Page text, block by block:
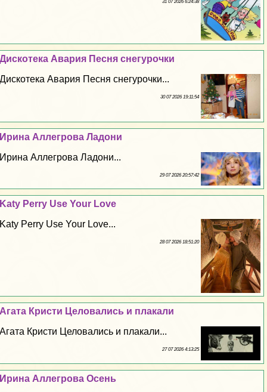
31 07 2026 6:24:38
Дискотека Авария Песня снегурочки
Дискотека Авария Песня снегурочки...
30 07 2026 19:11:54
Ирина Аллегрова Ладони
Ирина Аллегрова Ладони...
29 07 2026 20:57:42
Katy Perry Use Your Love
Katy Perry Use Your Love...
28 07 2026 18:51:20
Агата Кристи Целовались и плакали
Агата Кристи Целовались и плакали...
27 07 2026 4:13:25
Ирина Аллегрова Осень